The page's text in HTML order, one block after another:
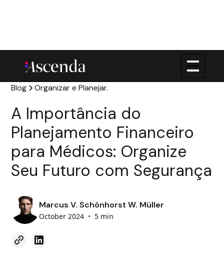
Blog Organizar e Planejar.
A Importância do
Planejamento Financeiro
para Médicos: Organize
Seu Futuro com Segurança
Marcus V. Schönhorst W. Müller
October 2024 • 5 min